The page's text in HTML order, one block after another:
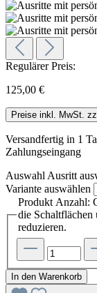
Regulärer Preis:
125,00 €
Preise inkl. MwSt.
Versandfertig in 1
Zahlungseingang
Auswahl Ausritt
Variante auswählen
Produkt Anzahl:
die Schaltflächen
reduzieren.
In den Warenkorb